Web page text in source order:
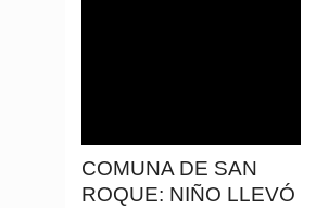
COMUNA DE SAN
ROQUE: NIÑO LLEVÓ